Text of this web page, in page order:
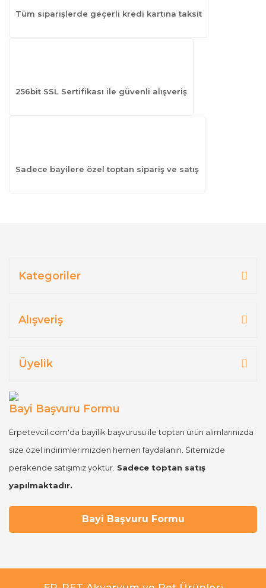
Tüm siparişlerde geçerli kredi kartına taksit
256bit SSL Sertifikası ile güvenli alışveriş
Sadece bayilere özel toptan sipariş ve satış
Kategoriler
Alışveriş
Üyelik
Bayi Başvuru Formu
Erpetevcil.com'da bayilik başvurusu ile toptan ürün alımlarınızda
size özel indirimlerimizden hemen faydalanın. Sitemizde
perakende satışımız yoktur. Sadece toptan satış
yapılmaktadır.
Bayi Başvuru Formu